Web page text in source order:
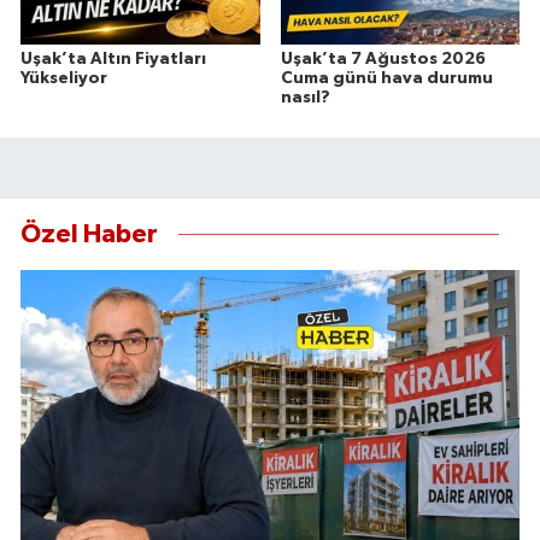
Uşak’ta Altın Fiyatları
Yükseliyor
Uşak’ta 7 Ağustos 2026
Cuma günü hava durumu
nasıl?
Özel Haber